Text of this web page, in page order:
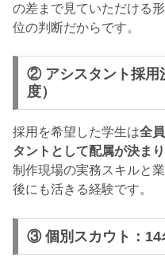
の差まで見ていただける
位の判断だからです。
② アシスタント採用
度）
採用を希望した学生は全
タントとして配属が決ま
制作現場の実務スキルと
後にも活きる経験です。
③ 個別スカウト：14